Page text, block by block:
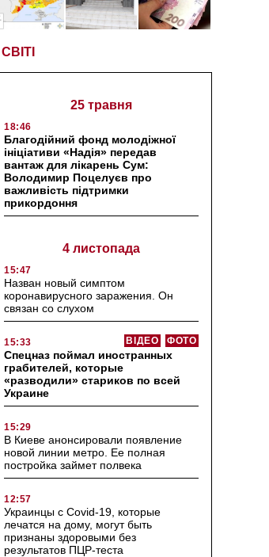
25 травня
18:46
Благодійний фонд молодіжної
ініціативи «Надія» передав
вантаж для лікарень Сум:
Володимир Поцелуєв про
важливість підтримки
прикордоння
4 листопада
15:47
Назван новый симптом
коронавирусного заражения. Он
связан со слухом
15:33 ФОТО
ВІДЕО
Спецназ поймал иностранных
грабителей, которые
«разводили» стариков по всей
Украине
15:29
В Киеве анонсировали появление
новой линии метро. Ее полная
постройка займет полвека
12:57
Украинцы с Covid-19, которые
лечатся на дому, могут быть
признаны здоровыми без
результатов ПЦР-теста